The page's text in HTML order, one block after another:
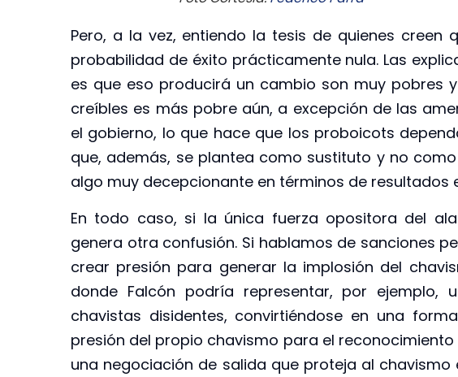
Pero, a la vez, entiendo la tesis de quienes
probabilidad de éxito prácticamente nula. Las
es que eso producirá un cambio son muy pobres
creíbles es más pobre aún, a excepción de las
el gobierno, lo que hace que los proboicots
que, además, se plantea como sustituto y no
algo muy decepcionante en términos de resultados
En todo caso, si la única fuerza opositora del
genera otra confusión. Si hablamos de sanciones
crear presión para generar la implosión del
donde Falcón podría representar, por ejemplo,
chavistas disidentes, convirtiéndose en una
presión del propio chavismo para el
una negociación de salida que proteja al chavismo